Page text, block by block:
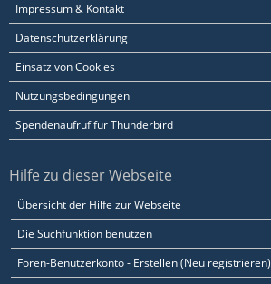
Impressum & Kontakt
Datenschutzerklärung
Einsatz von Cookies
Nutzungsbedingungen
Spendenaufruf für Thunderbird
Hilfe zu dieser Webseite
Übersicht der Hilfe zur Webseite
Die Suchfunktion benutzen
Foren-Benutzerkonto - Erstellen (Neu registrieren)